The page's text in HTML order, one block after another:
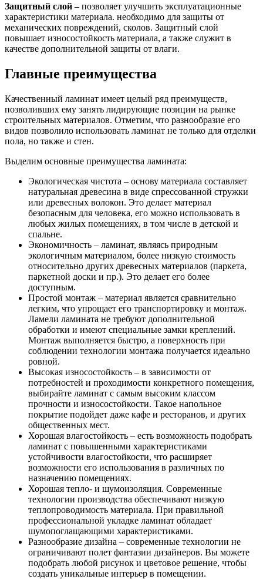
Защитный слой –позволяет улучшить эксплуатационные
характеристики материала. необходимо для защиты от
механических повреждений, сколов. Защитный слой
повышает износостойкость материала, а также служит в
качестве дополнительной защиты от влаги.
Главные преимущества
Качественный ламинат имеет целый ряд преимуществ,
позволивших ему занять лидирующие позиции на рынке
строительных материалов. Отметим, что разнообразие его
видов позволило использовать ламинат не только для отделки
пола, но также и стен.
Выделим основные преимущества ламината:
Экологическая чистота – основу материала составляет
натуральная древесина в виде спрессованной стружки
или древесных волокон. Это делает материал
безопасным для человека, его можно использовать в
любых жилых помещениях, в том числе в детской и
спальне.
Экономичность – ламинат, являясь природным
экологичным материалом, более низкую стоимость
относительно других древесных материалов (паркета,
паркетной доски и пр.). Это делает его более
доступным.
Простой монтаж – материал является сравнительно
легким, что упрощает его транспортировку и монтаж.
Ламели ламината не требуют дополнительной
обработки и имеют специальные замки креплений.
Монтаж выполняется быстро, а поверхность при
соблюдении технологии монтажа получается идеально
ровной.
Высокая износостойкость – в зависимости от
потребностей и проходимости конкретного помещения,
выбирайте ламинат с самым высоким классом
прочности и износостойкости. Такое напольное
покрытие подойдет даже кафе и ресторанов, и других
общественных мест.
Хорошая влагостойкость – есть возможность подобрать
ламинат с повышенными характеристиками
устойчивости влагостойкости, что расширяет
возможности его использования в различных по
назначению помещениях.
Хорошая тепло- и шумоизоляция. Современные
технологии производства обеспечивают низкую
теплопроводимость материала. При правильной
профессиональной укладке ламинат обладает
шумопоглащающими характеристиками.
Разнообразие дизайна – современные технологии не
ограничивают полет фантазии дизайнеров. Вы можете
подобрать любой рисунок и цветовое решение, чтобы
создать уникальные интерьер в помещении.